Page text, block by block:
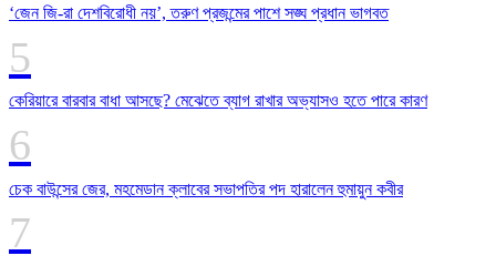
‘জেন জি-রা দেশবিরোধী নয়’, তরুণ প্রজন্মের পাশে সঙ্ঘ প্রধান ভাগবত
কেরিয়ারে বারবার বাধা আসছে? মেঝেতে ব্যাগ রাখার অভ্যাসও হতে পারে কারণ
চেক বাউন্সের জের, মহমেডান ক্লাবের সভাপতির পদ হারালেন হুমায়ুন কবীর